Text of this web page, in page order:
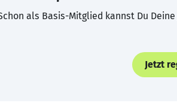
als Basis-Mitglied kannst Du
Jetzt